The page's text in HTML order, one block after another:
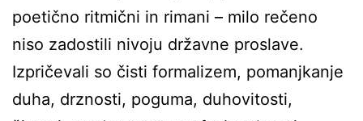
poetično ritmični in rimani – milo rečeno
niso zadostili nivoju državne proslave.
Izpričevali so čisti formalizem, pomanjkanje
duha, drznosti, poguma, duhovitosti,